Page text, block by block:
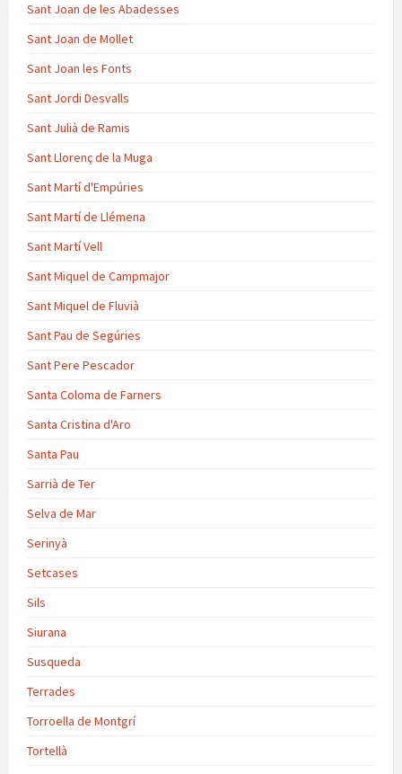
Sant Joan de les Abadesses
Sant Joan de Mollet
Sant Joan les Fonts
Sant Jordi Desvalls
Sant Julià de Ramis
Sant Llorenç de la Muga
Sant Martí d'Empúries
Sant Martí de Llémena
Sant Martí Vell
Sant Miquel de Campmajor
Sant Miquel de Fluvià
Sant Pau de Segúries
Sant Pere Pescador
Santa Coloma de Farners
Santa Cristina d'Aro
Santa Pau
Sarrià de Ter
Selva de Mar
Serinyà
Setcases
Sils
Siurana
Susqueda
Terrades
Torroella de Montgrí
Tortellà